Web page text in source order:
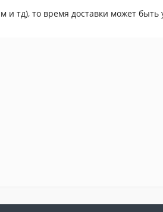
тд), то время доставки может